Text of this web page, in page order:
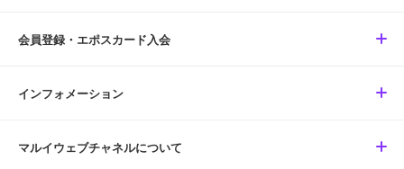
会員登録・エポスカード入会
インフォメーション
マルイウェブチャネルについて